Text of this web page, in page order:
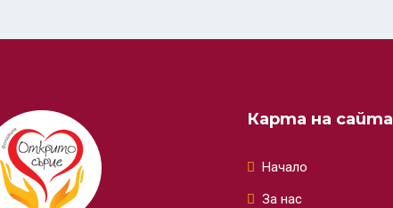
Карта на сайта
Начало
За нас